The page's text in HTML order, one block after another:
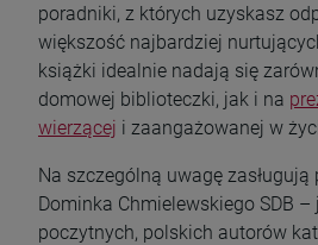
poradniki, z których uzyskasz
większość najbardziej
książki idealnie nadają się
domowej biblioteczki, jak i na
wierzącej i zaangażowanej w
Na szczególną uwagę zasługują
Dominka Chmielewskiego SDB
poczytnych, polskich autorów